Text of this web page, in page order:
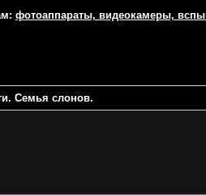
фотоаппараты, видеокамеры,
Семья слонов.